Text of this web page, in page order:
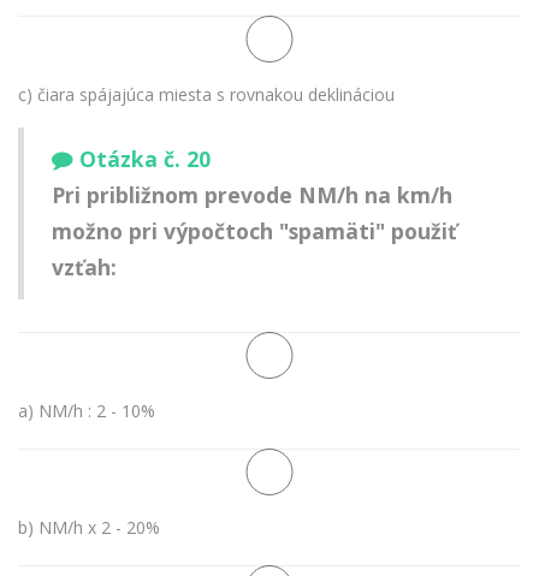
c) čiara spájajúca miesta s rovnakou deklináciou
Otázka č. 20
Pri približnom prevode NM/h na km/h
možno pri výpočtoch "spamäti" použiť
vzťah:
a) NM/h : 2 - 10%
b) NM/h x 2 - 20%